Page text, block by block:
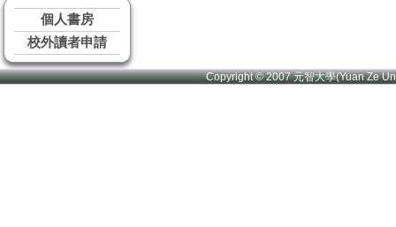
個人書房
校外讀者申請
Copyright © 2007 元智大學(Yuan Ze